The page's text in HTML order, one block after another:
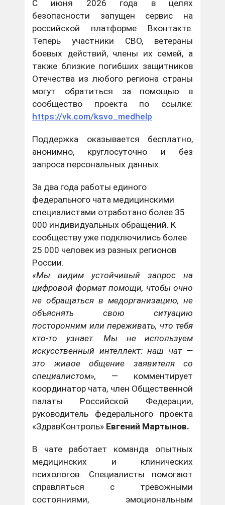
С июня 2026 года в целях
безопасности запущен сервис на
российской платформе Вконтакте.
Теперь участники СВО, ветераны
боевых действий, члены их семей, а
также близкие погибших защитников
Отечества из любого региона страны
могут обратиться за помощью в
сообщество проекта по ссылке:
https://vk.com/ksvo_medhelp
Поддержка оказывается бесплатно,
анонимно, круглосуточно и без
запроса персональных данных.
За два года работы единого
федерального чата медицинскими
специалистами отработано более 35
000 индивидуальных обращений. К
сообществу уже подключились более
25 000 человек из разных регионов
России.
«Мы видим устойчивый запрос на
цифровой формат помощи, чтобы очно
не обращаться в медорганизацию, не
объяснять свою ситуацию
посторонним или переживать, что тебя
кто-то узнает. Мы не используем
искусственный интеллект: наш чат —
это живое общение заявителя со
специалистом», — комментирует
координатор чата, член Общественной
палаты Российской Федерации,
руководитель федерального проекта
«ЗдравКонтроль» Евгений Мартынов.
В чате работает команда опытных
медицинских и клинических
психологов. Специалисты помогают
справляться с тревожными
состояниями, эмоциональным